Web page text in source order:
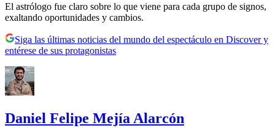
El astrólogo fue claro sobre lo que viene para cada grupo de signos,
exaltando oportunidades y cambios.
Siga las últimas noticias del mundo del espectáculo en Discover y
entérese de sus protagonistas
Daniel Felipe Mejía Alarcón